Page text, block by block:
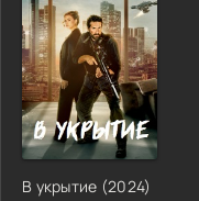
В укрытие (2024)